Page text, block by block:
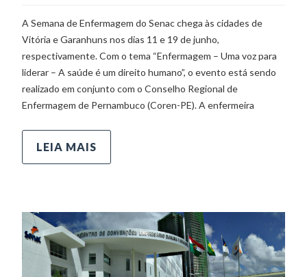
A Semana de Enfermagem do Senac chega às cidades de
Vitória e Garanhuns nos dias 11 e 19 de junho,
respectivamente. Com o tema “Enfermagem – Uma voz para
liderar – A saúde é um direito humano”, o evento está sendo
realizado em conjunto com o Conselho Regional de
Enfermagem de Pernambuco (Coren-PE). A enfermeira
LEIA MAIS